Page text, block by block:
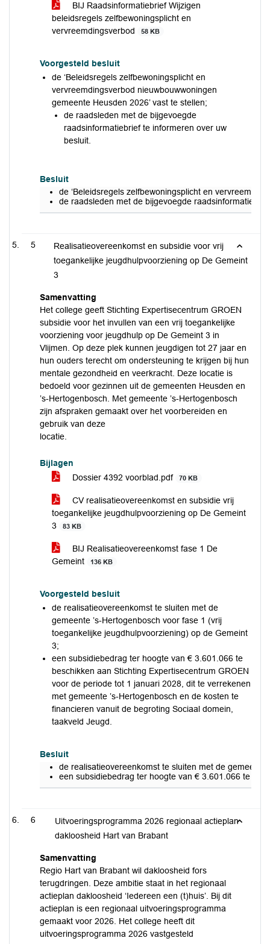
BIJ Raadsinformatiebrief Wijzigen
beleidsregels zelfbewoningsplicht en
vervreemdingsverbod
58 KB
Voorgesteld besluit
de ‘Beleidsregels zelfbewoningsplicht en
vervreemdingsverbod nieuwbouwwoningen
gemeente Heusden 2026’ vast te stellen;
de raadsleden met de bijgevoegde
raadsinformatiebrief te informeren over uw
besluit.
Besluit
de ‘Beleidsregels zelfbewoningsplicht en
de raadsleden met de bijgevoegde
5
Realisatieovereenkomst en subsidie voor vrij
toegankelijke jeugdhulpvoorziening op De Gemeint
3
Samenvatting
Het college geeft Stichting Expertisecentrum GROEN
subsidie voor het invullen van een vrij toegankelijke
voorziening voor jeugdhulp op De Gemeint 3 in
Vlijmen. Op deze plek kunnen jeugdigen tot 27 jaar en
hun ouders terecht om ondersteuning te krijgen bij hun
mentale gezondheid en veerkracht. Deze locatie is
bedoeld voor gezinnen uit de gemeenten Heusden en
’s-Hertogenbosch. Met gemeente ’s-Hertogenbosch
zijn afspraken gemaakt over het voorbereiden en
gebruik van deze
locatie.
Bijlagen
Dossier 4392 voorblad.pdf
70 KB
CV realisatieovereenkomst en subsidie vrij
toegankelijke jeugdhulpvoorziening op De Gemeint
3
83 KB
BIJ Realisatieovereenkomst fase 1 De
Gemeint
136 KB
Voorgesteld besluit
de realisatieovereenkomst te sluiten met de
gemeente ’s-Hertogenbosch voor fase 1 (vrij
toegankelijke jeugdhulpvoorziening) op de Gemeint
3;
een subsidiebedrag ter hoogte van € 3.601.066 te
beschikken aan Stichting Expertisecentrum GROEN
voor de periode tot 1 januari 2028, dit te verrekenen
met gemeente ’s-Hertogenbosch en de kosten te
financieren vanuit de begroting Sociaal domein,
taakveld Jeugd.
Besluit
de realisatieovereenkomst te sluiten met de
een subsidiebedrag ter hoogte van € 3.601.066 te
6
Uitvoeringsprogramma 2026 regionaal actieplan
dakloosheid Hart van Brabant
Samenvatting
Regio Hart van Brabant wil dakloosheid fors
terugdringen. Deze ambitie staat in het regionaal
actieplan dakloosheid ‘Iedereen een (t)huis’. Bij dit
actieplan is een regionaal uitvoeringsprogramma
gemaakt voor 2026. Het college heeft dit
uitvoeringsprogramma 2026 vastgesteld